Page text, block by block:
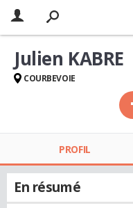
Julien KABRE
COURBEVOIE
PROFIL
En résumé